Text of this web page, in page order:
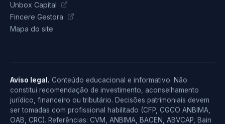
Unbox Capital
Fincere Gestora
Mapa do site
Aviso legal. Conteúdo educacional e informativo. Não
constitui recomendação de investimento, aconselhamento
jurídico, financeiro ou tributário. Decisões patrimoniais devem
ser tomadas com profissional habilitado (CFP, CGCO ANBIMA,
OAB, CRC). Referências: CVM, ANBIMA, BACEN, ABVCAP, Bain